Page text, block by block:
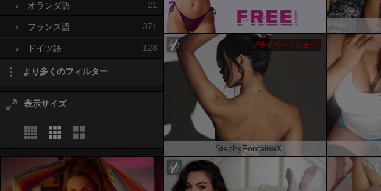
› オランダ語 21
› フランス語 371
› ドイツ語 128
より多くのフィルター
表示サイズ
StephyFontaineX
プライベートショー